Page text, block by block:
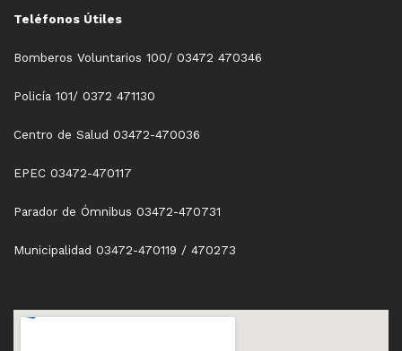
Teléfonos Útiles
Bomberos Voluntarios 100/ 03472 470346
Policía 101/ 0372 471130
Centro de Salud 03472-470036
EPEC 03472-470117
Parador de Ómnibus 03472-470731
Municipalidad 03472-470119 / 470273